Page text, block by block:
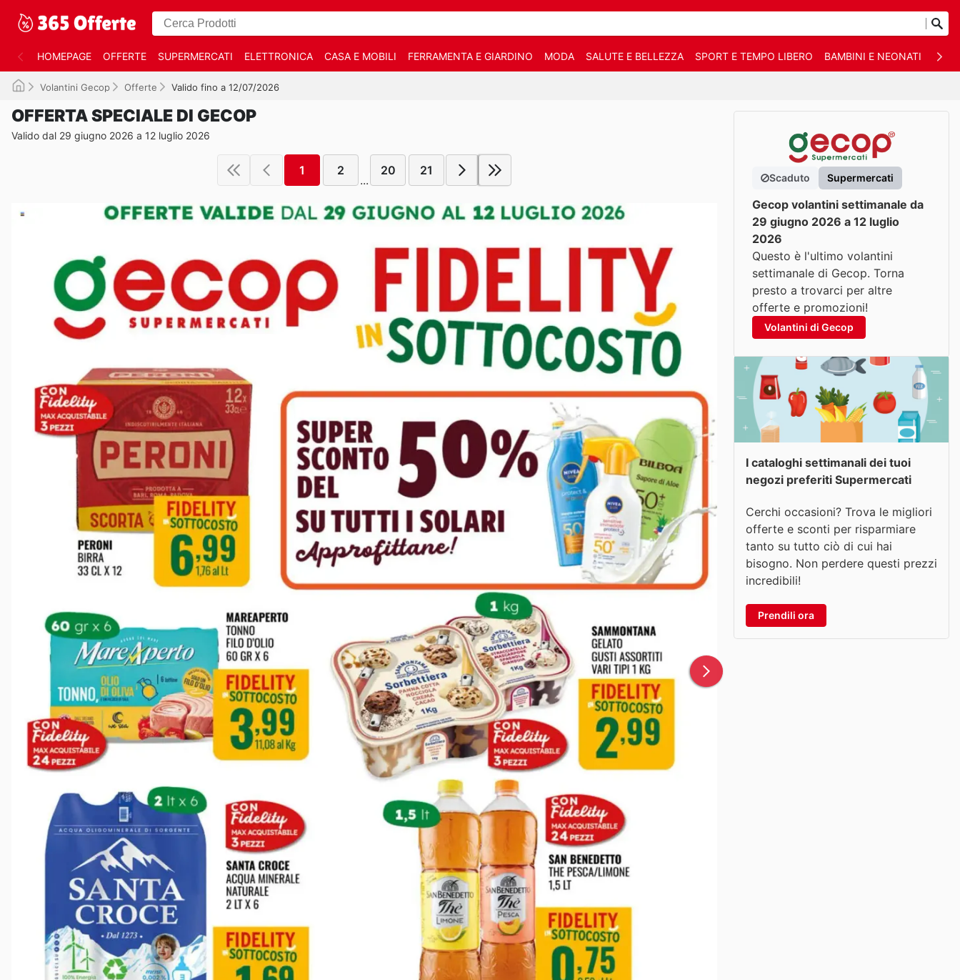
HOMEPAGE OFFERTE SUPERMERCATI ELETTRONICA CASA E MOBILI FERRAMENTA E GIARDINO MODA SALUTE E BELLEZZA SPORT E TEMPO LIBERO BAMBINI E NEONATI
Volantini Gecop Offerte Valido fino a 12/07/2026
OFFERTA SPECIALE DI GECOP
Valido dal 29 giugno 2026 a 12 luglio 2026
1 2
...
20 21
Scaduto Supermercati
Gecop volantini settimanale da
29 giugno 2026 a 12 luglio
2026
Questo è l'ultimo volantini
settimanale di Gecop. Torna
presto a trovarci per altre
offerte e promozioni!
Volantini di Gecop
I cataloghi settimanali dei tuoi
negozi preferiti Supermercati
Cerchi occasioni? Trova le migliori
offerte e sconti per risparmiare
tanto su tutto ciò di cui hai
bisogno. Non perdere questi prezzi
incredibili!
Prendili ora